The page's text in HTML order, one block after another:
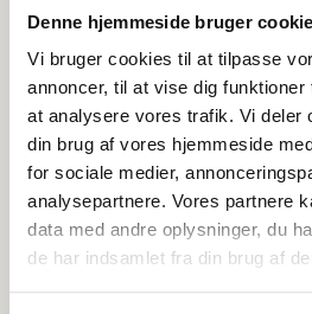
Denne hjemmeside bruger
Vi bruger cookies til at tilpasse
annoncer, til at vise dig
at analysere vores trafik. Vi deler
din brug af vores hjemmeside
for sociale medier,
analysepartnere. Vores partnere
data med andre oplysninger, du
de har indsamlet fra din brug af
kommunikation og høj
samtidig med at det giver
medarbejdere mere tid til
service."
Sybille Merz Klaris, Receptions- og
Mere tid til det